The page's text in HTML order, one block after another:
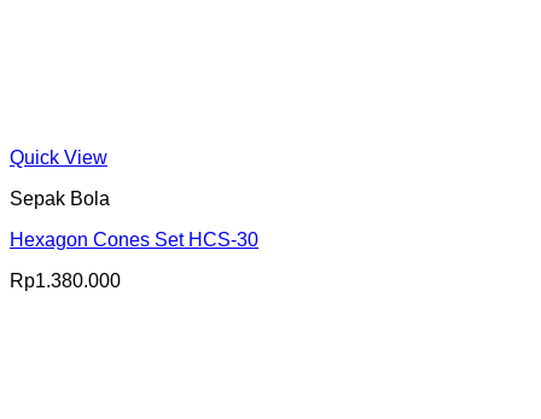
Quick View
Sepak Bola
Hexagon Cones Set HCS-30
Rp1.380.000